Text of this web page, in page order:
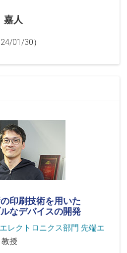
人
01/30）
印刷技術を用いた
なデバイスの開発
レクトロニクス部門 先端エ
教授